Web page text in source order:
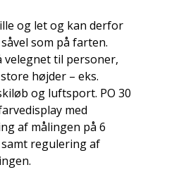
og let og kan derfor
som på farten.
velegnet til personer,
højder – eks.
og luftsport. PO 30
med
af målingen på 6
regulering af